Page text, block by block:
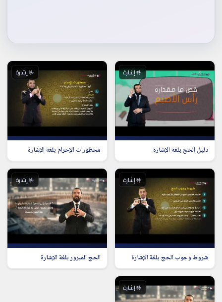
🤟 إشارة
دليل الحج بلغة الإشارة
🤟 إشارة
محظورات الإحرام بلغة الإشارة
🤟 إشارة
شروط وجوب الحج بلغة الإشارة
🤟 إشارة
الحج المبرور بلغة الإشارة
🤟 إشارة